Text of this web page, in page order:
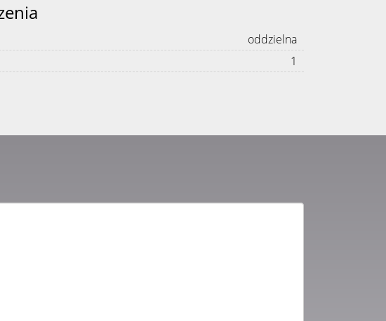
oddzielna
1